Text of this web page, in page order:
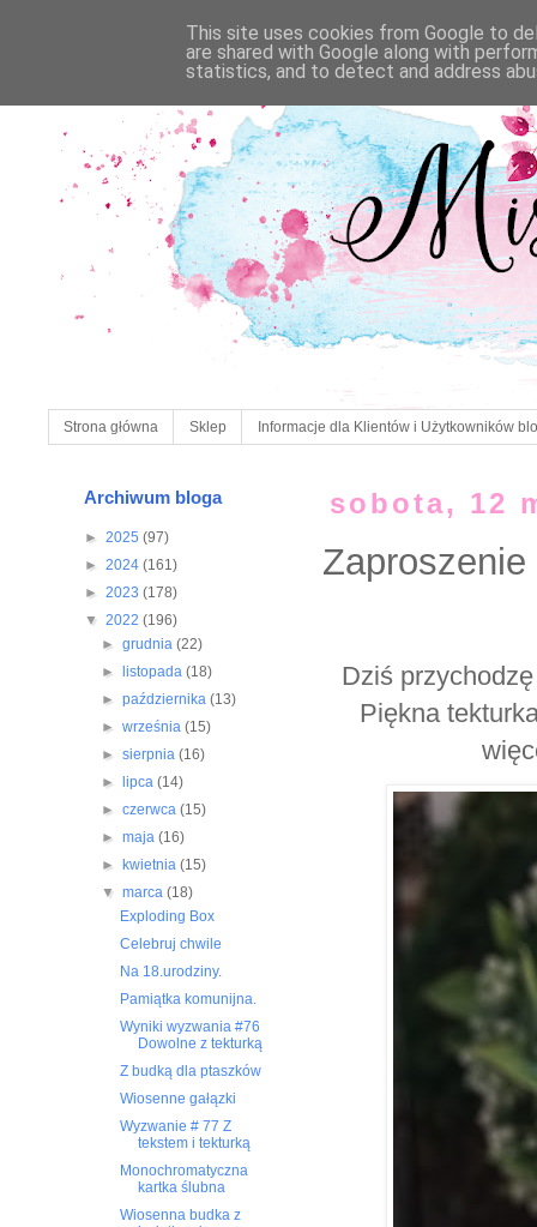
Strona główna Sklep Informacje dla Klientów i Użytkowników
sobota, 12
Zaproszenie
Dziś
Piękna
Archiwum bloga
► 2025 (97)
► 2024 (161)
► 2023 (178)
▼ 2022 (196)
►grudnia(22)
►
listopada(18)
►października(13)
►września(15)
►sierpnia(16)
►
lipca(14)
►czerwca(15)
►maja(16)
►
kwietnia(15)
▼marca(18)
Exploding Box
Celebruj chwile
Na 18.urodziny.
Pamiątka komunijna.
Wyniki wyzwania #76
Dowolne z tekturką
Z budką dla ptaszków
Wiosenne gałązki
Wyzwanie # 77 Z
tekstem i tekturką
Monochromatyczna
kartka ślubna
Wiosenna budka z
This site uses cookies from Google to
are shared with Google along with
statistics, and to detect and address